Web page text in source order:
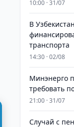
10:00 · 31/07
В
транспорта
14:30 · 02/08
Минэнерго
требовать
21:00 · 31/07
Случай с